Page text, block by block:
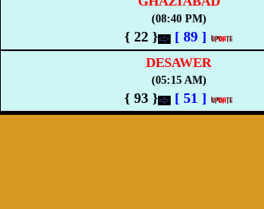
(08:40 PM)
{ 22 } [ 89]
DESAWER
(05:15 AM)
{ 93 } [ 51 ]